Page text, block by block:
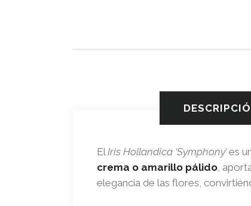
El Iris Hollandica ‘Symphony’es
crema o amarillo pálido ,
elegancia de las flores,